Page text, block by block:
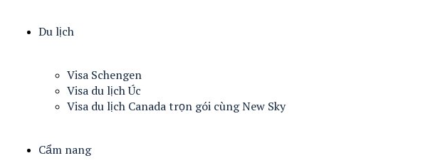
Du lịch
Visa Schengen
Visa du lịch Úc
Visa du lịch Canada trọn gói cùng New Sky
Cẩm nang